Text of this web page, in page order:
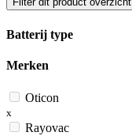
Batterij type
Merken
Oticon
x
Rayovac